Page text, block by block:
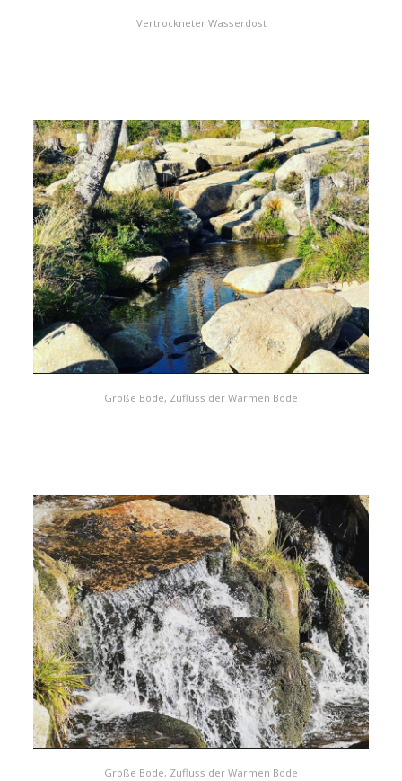
Vertrockneter Wasserdost
Große Bode, Zufluss der Warmen Bode
Große Bode, Zufluss der Warmen Bode